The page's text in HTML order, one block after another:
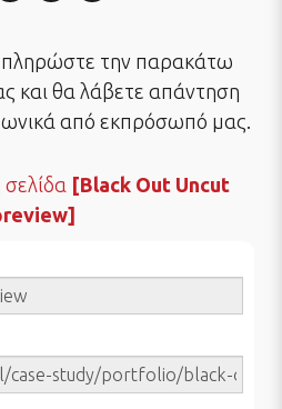
την παρακάτω
και θα λάβετε απάντηση
από εκπρόσωπό μας.
[Black Out Uncut